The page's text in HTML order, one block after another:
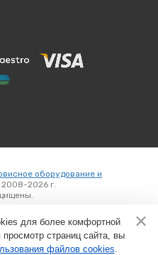
оборудование и
2026 г.
соглашение
в
для более комфортной
страниц сайта, вы
файлов cookies.